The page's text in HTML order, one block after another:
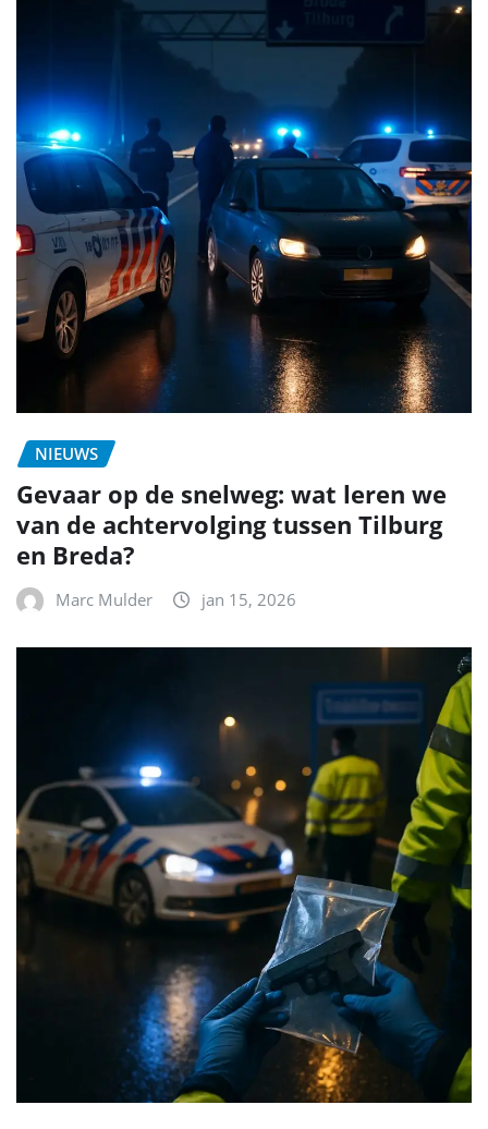
NIEUWS
Gevaar op de snelweg: wat leren we
van de achtervolging tussen Tilburg
en Breda?
Marc Mulder jan 15, 2026